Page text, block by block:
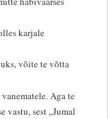
karjale
võite te võtta
Aga te
vastu, sest „Jumal